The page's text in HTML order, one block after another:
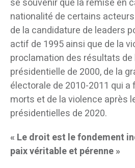
se souvenir que la remise en
nationalité de certains
de la candidature de leaders
actif de 1995 ainsi que de la
proclamation des résultats de
présidentielle de 2000, de la
électorale de 2010-2011 qui
morts et de la violence après
présidentielles de 2020.
« Le droit est le fondement
paix véritable et pérenne »